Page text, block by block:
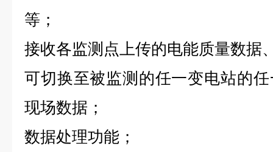
等；
接收各监测点上传的电能质量数据
可切换至被监测的任一变电站的
现场数据；
数据处理功能；